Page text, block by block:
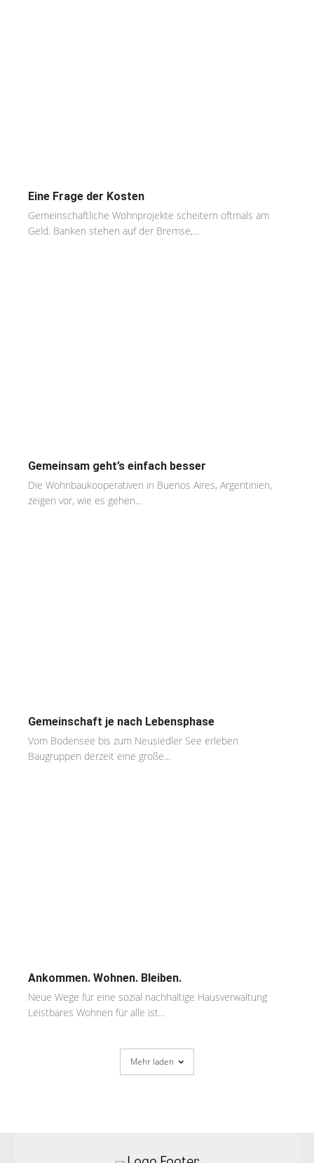
Eine Frage der Kosten
Gemeinschaftliche Wohnprojekte scheitern oftmals am
Geld. Banken stehen auf der Bremse,...
Gemeinsam geht’s einfach besser
Die Wohnbaukooperativen in Buenos Aires, Argentinien,
zeigen vor, wie es gehen...
Gemeinschaft je nach Lebensphase
Vom Bodensee bis zum Neusiedler See erleben
Baugruppen derzeit eine große...
Ankommen. Wohnen. Bleiben.
Neue Wege für eine sozial nachhaltige Hausverwaltung
Leistbares Wohnen für alle ist...
Mehr laden